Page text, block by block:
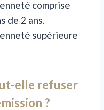
comprise
de 2 ans.
supérieure
elle refuser
?